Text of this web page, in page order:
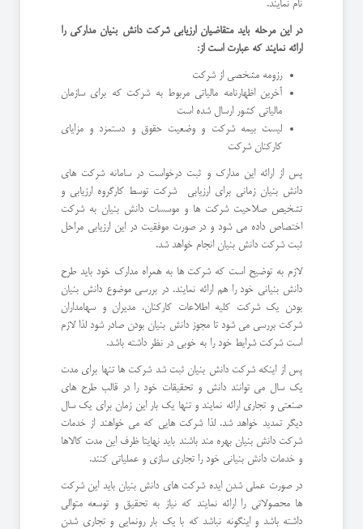
نام نمایند.
در این مرحله باید متقاضیان ارزیابی شرکت دانش بنیان مدارکی را
ارائه نمایند که عبارت است از:
رزومه مشخصی از شرکت
آخرین اظهارنامه مالیاتی مربوط به شرکت که برای سازمان
مالیاتی کشور ارسال شده است
لیست بیمه شرکت و وضعیت حقوق و دستمزد و مزایای
کارکنان شرکت
پس از ارائه این مدارک و ثبت درخواست در سامانه شرکت های
دانش بنیان زمانی برای ارزیابی شرکت توسط کارگروه ارزیابی و
تشخیص صلاحیت شرکت ها و موسسات دانش بنیان به شرکت
اختصاص داده می شود و در صورت موفقیت در این ارزیابی مراحل
ثبت شرکت دانش بنیان انجام خواهد شد.
لازم به توضیح است که شرکت ها به همراه مدارک خود باید طرح
دانش بنیانی خود را هم ارائه نمایند. در بررسی موضوع دانش بنیان
بودن یک شرکت کلیه اطلاعات کارکنان، مدیران و سهامداران
شرکت بررسی می شود تا مجوز دانش بنیان بودن صادر شود لذا لازم
است شرکت شرایط خود را به خوبی در نظر داشته باشد.
پس از اینکه شرکت دانش بنیان ثبت شد شرکت ها تنها برای مدت
یک سال می توانند دانش و تحقیقات خود را در قالب طرح های
صنعتی و تجاری ارائه نمایند و تنها یک بار این زمان برای یک سال
دیگر تمدید خواهد شد. لذا شرکت هایی که می خواهند از خدمات
شرکت دانش بنیان بهره مند باشند باید نهایتا ظرف این مدت کالاها
و خدمات دانش بنیانی خود را تجاری سازی و عملیاتی کنند.
در صورت عملی شدن ایده شرکت های دانش بنیان باید این شرکت
ها محصولاتی را ارائه نمایند که نیاز به تحقیق و توسعه متوالی
داشته باشد و اینگونه نباشد که با یک بار رونمایی و تجاری شدن